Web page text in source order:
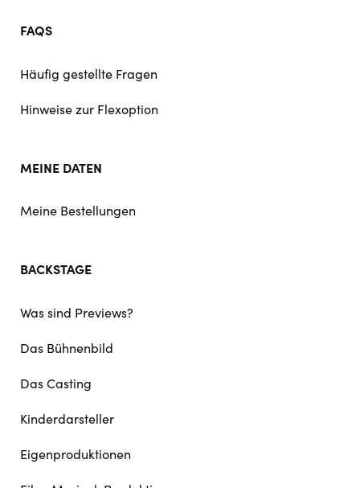
FAQS
Häufig gestellte Fragen
Hinweise zur Flexoption
MEINE DATEN
Meine Bestellungen
BACKSTAGE
Was sind Previews?
Das Bühnenbild
Das Casting
Kinderdarsteller
Eigenproduktionen